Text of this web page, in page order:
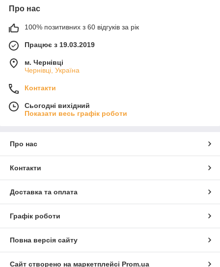
Про нас
100% позитивних з 60 відгуків за рік
Працює з 19.03.2019
м. Чернівці
Чернівці, Україна
Контакти
Сьогодні вихідний
Показати весь графік роботи
Про нас
Контакти
Доставка та оплата
Графік роботи
Повна версія сайту
Сайт створено на маркетплейсі Prom.ua